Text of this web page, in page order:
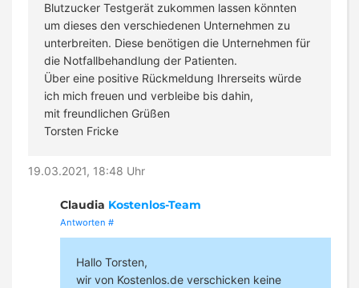
Blutzucker Testgerät zukommen lassen könnten
um dieses den verschiedenen Unternehmen zu
unterbreiten. Diese benötigen die Unternehmen für
die Notfallbehandlung der Patienten.
Über eine positive Rückmeldung Ihrerseits würde
ich mich freuen und verbleibe bis dahin,
mit freundlichen Grüßen
Torsten Fricke
19.03.2021, 18:48 Uhr
Claudia Kostenlos-Team
Antworten #
Hallo Torsten,
wir von Kostenlos.de verschicken keine